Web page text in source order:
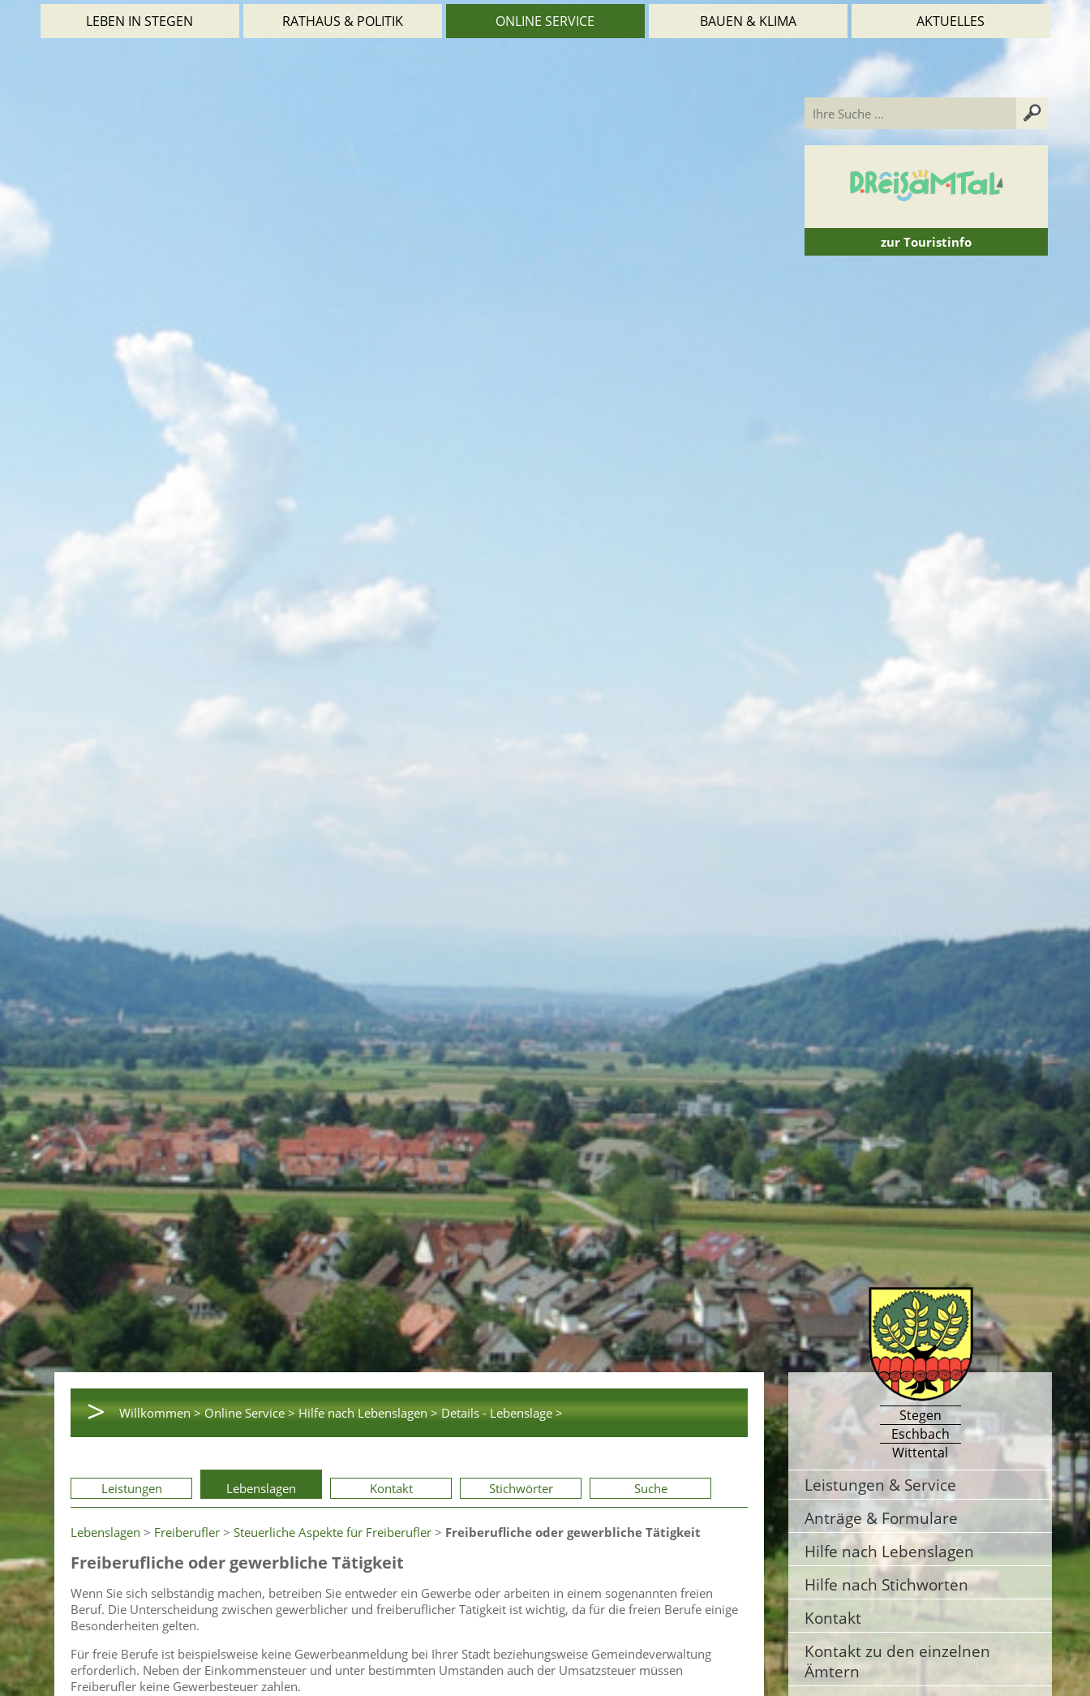
LEBEN IN STEGEN RATHAUS & POLITIK ONLINE SERVICE BAUEN & KLIMA AKTUELLES
zur Touristinfo
> Willkommen > Online Service > Hilfe nach Lebenslagen > Details - Lebenslage >
Leistungen Lebenslagen Kontakt Stichwörter Suche
Lebenslagen > Freiberufler > Steuerliche Aspekte für Freiberufler > Freiberufliche oder gewerbliche Tätigkeit
Freiberufliche oder gewerbliche Tätigkeit
Wenn Sie sich selbständig machen, betreiben Sie entweder ein Gewerbe oder arbeiten in einem sogenannten freien
Beruf. Die Unterscheidung zwischen gewerblicher und freiberuflicher Tätigkeit ist wichtig, da für die freien Berufe einige
Besonderheiten gelten.
Für freie Berufe ist beispielsweise keine Gewerbeanmeldung bei Ihrer Stadt beziehungsweise Gemeindeverwaltung
erforderlich. Neben der Einkommensteuer und unter bestimmten Umständen auch der Umsatzsteuer müssen
Freiberufler keine Gewerbesteuer zahlen.
Stegen
Eschbach
Wittental
Leistungen & Service
Anträge & Formulare
Hilfe nach Lebenslagen
Hilfe nach Stichworten
Kontakt
Kontakt zu den einzelnen
Ämtern